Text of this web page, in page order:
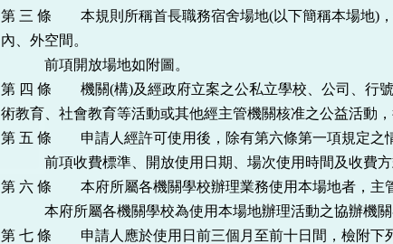
第 三 條 本規則所稱首長職務宿舍場地(以下簡稱本場地)，
內、外空間。
前項開放場地如附圖。
第 四 條 機關(構)及經政府立案之公私立學校、公司、行
術教育、社會教育等活動或其他經主管機關核准之公益活動，
第 五 條 申請人經許可使用後，除有第六條第一項規定之
前項收費標準、開放使用日期、場次使用時間及收費方
第 六 條 本府所屬各機關學校辦理業務使用本場地者，主
本府所屬各機關學校為使用本場地辦理活動之協辦機關
第 七 條 申請人應於使用日前三個月至前十日間，檢附下